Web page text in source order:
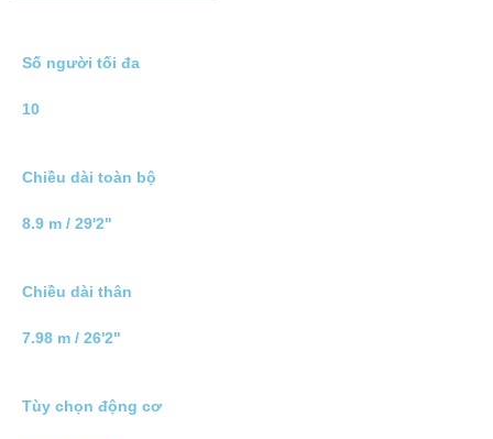
Số người tối đa
10
Chiều dài toàn bộ
8.9 m / 29'2"
Chiều dài thân
7.98 m / 26'2"
Tùy chọn động cơ